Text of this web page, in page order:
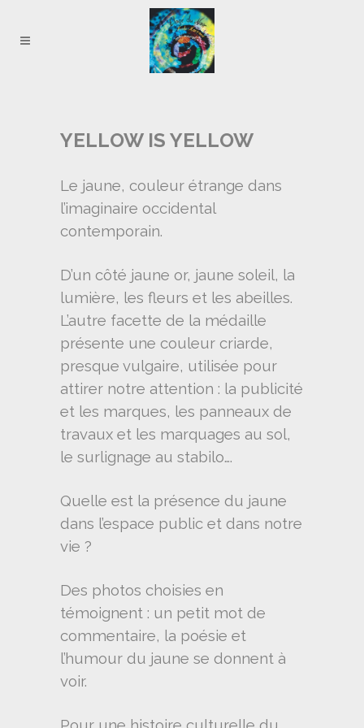
YELLOW IS YELLOW
Le jaune, couleur étrange dans
l’imaginaire occidental
contemporain.
D’un côté jaune or, jaune soleil, la
lumière, les fleurs et les abeilles.
L’autre facette de la médaille
présente une couleur criarde,
presque vulgaire, utilisée pour
attirer notre attention : la publicité
et les marques, les panneaux de
travaux et les marquages au sol,
le surlignage au stabilo….
Quelle est la présence du jaune
dans l’espace public et dans notre
vie ?
Des photos choisies en
témoignent : un petit mot de
commentaire, la poésie et
l’humour du jaune se donnent à
voir.